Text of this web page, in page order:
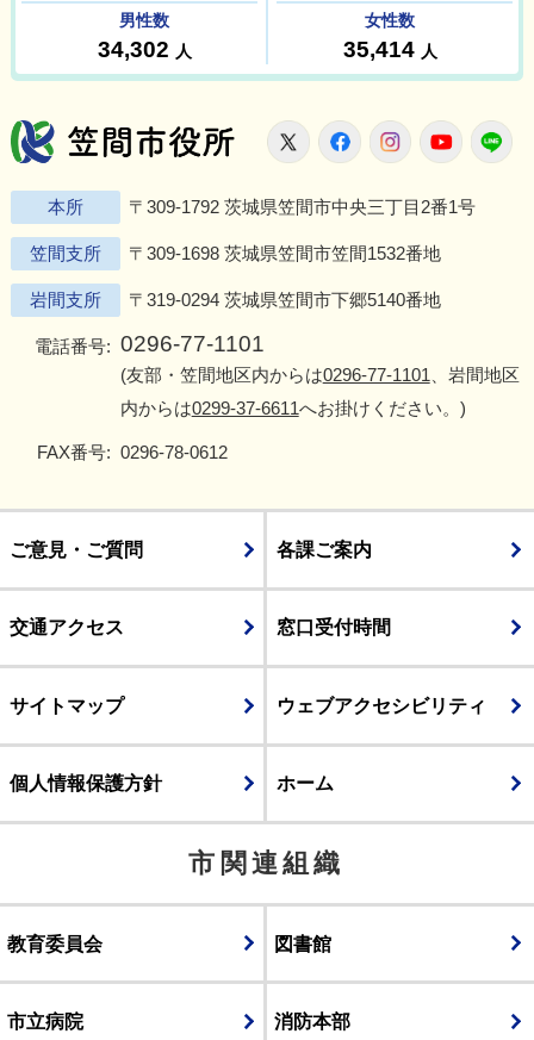
笠間市役所
X FacebookInstagram
本所 〒309-1792 茨城県笠間市中央三丁目2番1号
笠間支所 〒309-1698 茨城県笠間市笠間1532番地
岩間支所 〒319-0294 茨城県笠間市下郷5140番地
電話番号: 0296-77-1101
(友部・笠間地区内からは0296-77-1101 、岩間地区
内からは0299-37-6611へお掛けください。)
FAX番号: 0296-78-0612
ご意見・ご質問 各課ご案内
交通アクセス 窓口受付時間
サイトマップ ウェブアクセシビリティ
個人情報保護方針 ホーム
市関連組織
教育委員会 図書館
市立病院 消防本部